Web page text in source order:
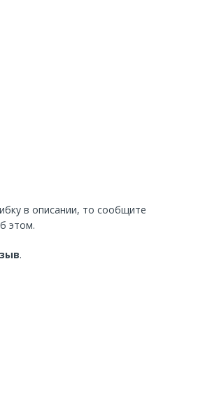
в описании, то сообщите
этом.
.